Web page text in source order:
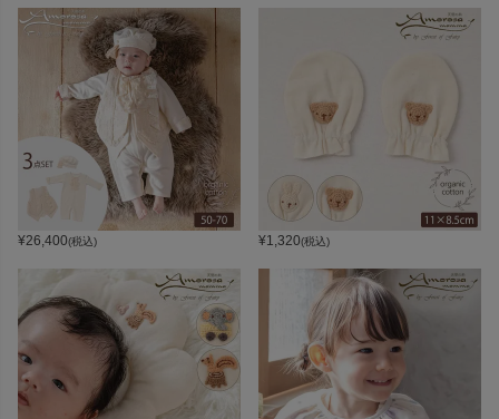
¥26,400(税込) ¥1,320(税込)